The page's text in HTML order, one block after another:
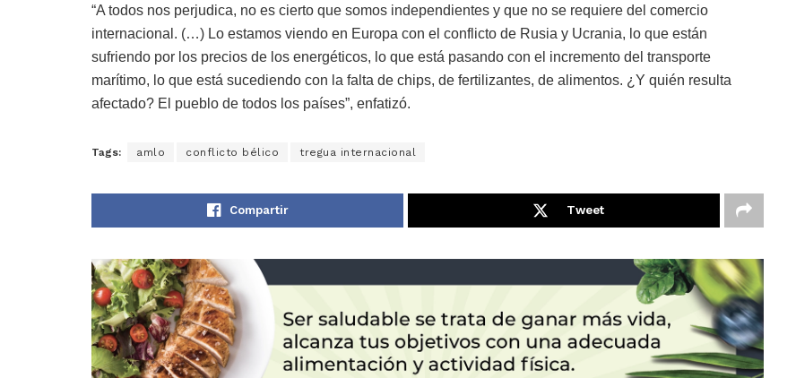
“A todos nos perjudica, no es cierto que somos independientes y que no se requiere del comercio
internacional. (…) Lo estamos viendo en Europa con el conflicto de Rusia y Ucrania, lo que están
sufriendo por los precios de los energéticos, lo que está pasando con el incremento del transporte
marítimo, lo que está sucediendo con la falta de chips, de fertilizantes, de alimentos. ¿Y quién resulta
afectado? El pueblo de todos los países”, enfatizó.
Tags: amlo conflicto bélico tregua internacional
Compartir Tweet